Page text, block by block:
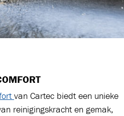
van Cartec biedt een unieke
reinigingskracht en gemak,